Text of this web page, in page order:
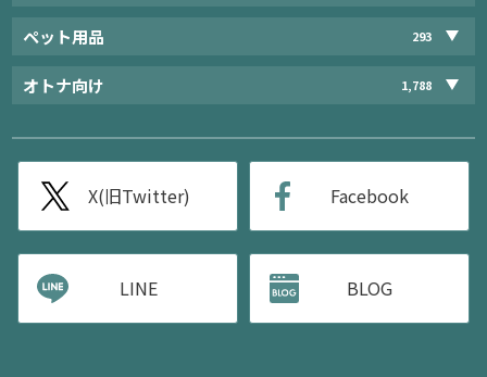
ペット用品 293
オトナ向け 1,788
X(旧Twitter) Facebook
LINE BLOG